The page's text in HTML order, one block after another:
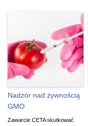
Nadzór nad żywnością
GMO
Zawarcie CETA skutkować